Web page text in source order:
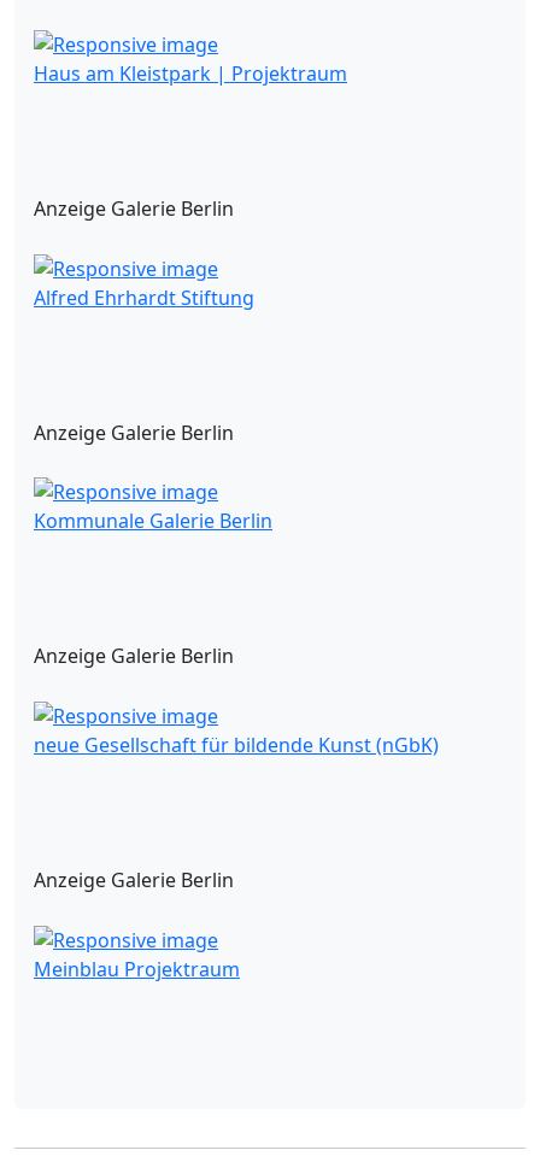
Haus am Kleistpark | Projektraum
Anzeige Galerie Berlin
Alfred Ehrhardt Stiftung
Anzeige Galerie Berlin
Kommunale Galerie Berlin
Anzeige Galerie Berlin
neue Gesellschaft für bildende Kunst (nGbK)
Anzeige Galerie Berlin
Meinblau Projektraum